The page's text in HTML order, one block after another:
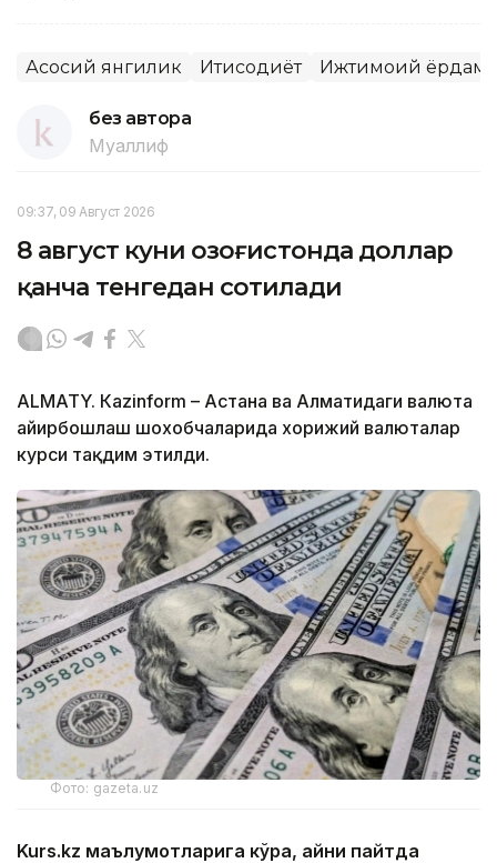
Асосий янгилик Иқтисодиёт Ижтимоий ёрдам
без автора
Муаллиф
09:37, 09 Август 2026
8 август куни Қозоғистонда доллар
қанча тенгедан сотилади
ALMATY. Кazinform – Астана ва Алматидаги валюта
айирбошлаш шохобчаларида хорижий валюталар
курси тақдим этилди.
Фото: gazeta.uz
Kurs.kz маълумотларига кўра, айни пайтда